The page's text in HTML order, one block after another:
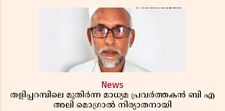
News
തളിപ്പറമ്പിലെ മുതിർന്ന മാധ്യമ പ്രവർത്തകൻ ബി എ
അലി മൊഗ്രാൽ നിര്യാതനായി